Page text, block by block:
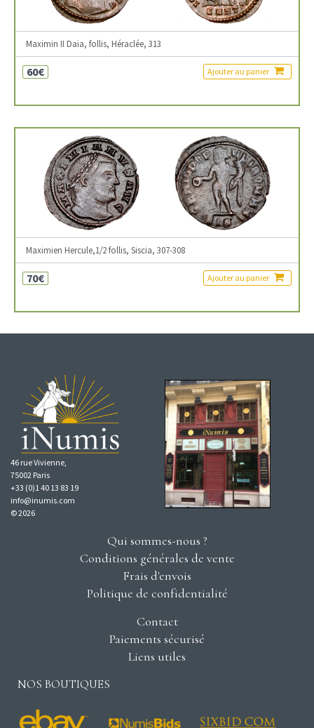
Maximin II Daia, follis, Héraclée, 313
60€ Ajouter au panier
Maximien Hercule,1/2 follis, Siscia, 307-308
70€ Ajouter au panier
46 rue Vivienne,
75002 Paris
+33 (0)1 40 13 83 19
info@inumis.com
© 2026
Qui sommes-nous ?
Conditions générales de vente
Frais d'envois
Politique de confidentialité
Contact
Paiements sécurisé
Liens utiles
NOS BOUTIQUES